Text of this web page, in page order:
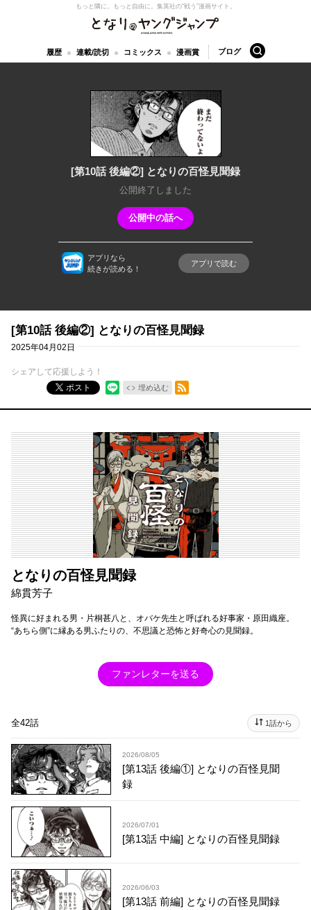
となりのヤングジャンプ
もっと隣に。もっと自由に。 集英社の“戦う”漫画サイト。
履歴 連載/読切 コミックス 漫画賞 ブログ 検索
[第10話 後編②] となりの百怪見聞録
公開終了しました
公開中の話へ
アプリなら
続きが読める！
アプリで読む
[第10話 後編②] となりの百怪見聞録
2025年04月02日
シェアして応援しよう！
ポスト
埋め込む
RSSフィード
となりの百怪見聞録
綿貫芳子
怪異に好まれる男・片桐甚八と、オバケ先生と呼ばれる好事家・原田織座。
“あちら側”に縁ある男ふたりの、不思議と恐怖と好奇心の見聞録。
ファンレターを送る
全42話 1話から
2026/08/05
[第13話 後編①] となりの百怪見聞
録
2026/07/01
[第13話 中編] となりの百怪見聞録
2026/06/03
[第13話 前編] となりの百怪見聞録